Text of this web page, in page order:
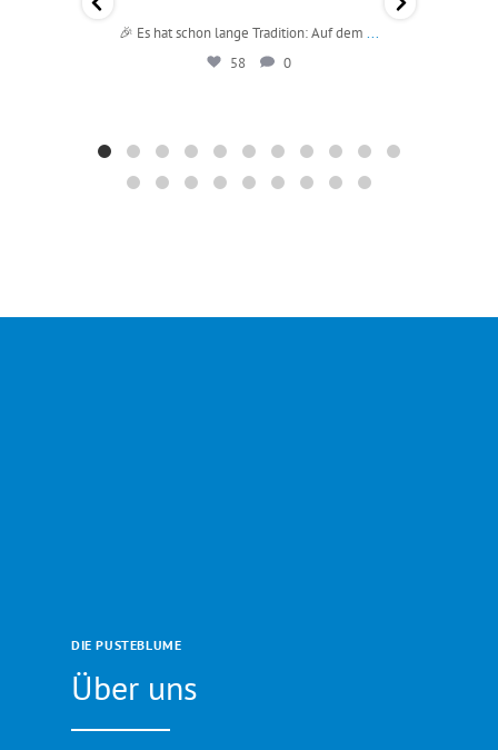
hospizdienst_diepusteblume
Juli 20
🎉 Es hat schon lange Tradition: Auf dem ...
58
0
DIE PUSTEBLUME
Über uns